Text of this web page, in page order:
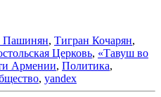
Пашинян, Тигран Кочарян,
Церковь, «Тавуш во
Армении, Политика,
, yandex